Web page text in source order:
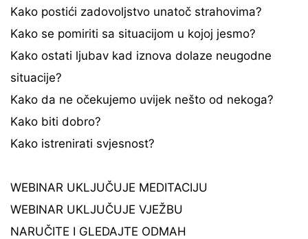
Kako postići zadovoljstvo unatoč strahovima?
Kako se pomiriti sa situacijom u kojoj jesmo?
Kako ostati ljubav kad iznova dolaze neugodne
situacije?
Kako da ne očekujemo uvijek nešto od nekoga?
Kako biti dobro?
Kako istrenirati svjesnost?
WEBINAR UKLJUČUJE MEDITACIJU
WEBINAR UKLJUČUJE VJEŽBU
NARUČITE I GLEDAJTE ODMAH